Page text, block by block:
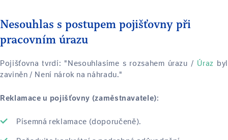
Nesouhlas s postupem pojišťovny při
pracovním úrazu
Pojišťovna tvrdí: "Nesouhlasíme s rozsahem úrazu / Úraz byl
zaviněn / Není nárok na náhradu."
Reklamace u pojišťovny (zaměstnavatele):
Písemná reklamace (doporučeně).